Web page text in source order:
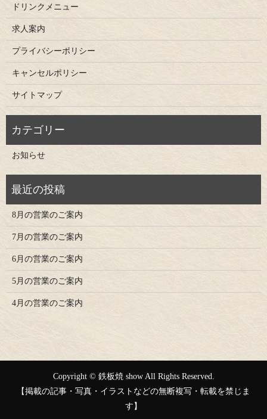
ドリンクメニュー
求人案内
プライバシーポリシー
キャンセルポリシー
サイトマップ
お知らせ
8月の営業のご案内
7月の営業のご案内
6月の営業のご案内
5月の営業のご案内
4月の営業のご案内
Copyright © 鉄板焼 show All Rights Reserved.
【掲載の記事・写真・イラストなどの無断複写・転載を禁じま
す】